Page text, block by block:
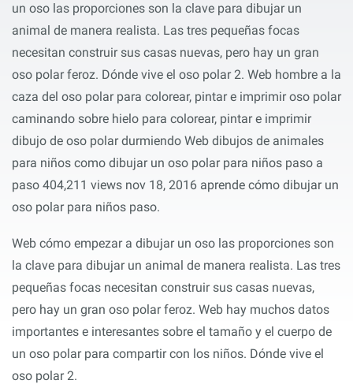
un oso las proporciones son la clave para dibujar un
animal de manera realista. Las tres pequeñas focas
necesitan construir sus casas nuevas, pero hay un gran
oso polar feroz. Dónde vive el oso polar 2. Web hombre a la
caza del oso polar para colorear, pintar e imprimir oso polar
caminando sobre hielo para colorear, pintar e imprimir
dibujo de oso polar durmiendo Web dibujos de animales
para niños como dibujar un oso polar para niños paso a
paso 404,211 views nov 18, 2016 aprende cómo dibujar un
oso polar para niños paso.
Web cómo empezar a dibujar un oso las proporciones son
la clave para dibujar un animal de manera realista. Las tres
pequeñas focas necesitan construir sus casas nuevas,
pero hay un gran oso polar feroz. Web hay muchos datos
importantes e interesantes sobre el tamaño y el cuerpo de
un oso polar para compartir con los niños. Dónde vive el
oso polar 2.